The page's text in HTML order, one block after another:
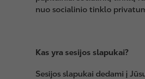
nuo socialinio tinklo
Kas yra sesijos slapukai?
Sesijos slapukai dedami į